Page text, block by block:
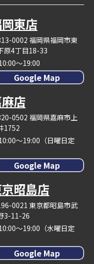
東店
0002 福岡県福岡市東
原4丁目18-33
～19:00
Google Map
店
0502 福岡県嘉麻市上
1752
～19:00（日曜日定
Google Map
昭島店
0021 東京都昭島市武
3-11-26
～19:00（水曜日定
Google Map